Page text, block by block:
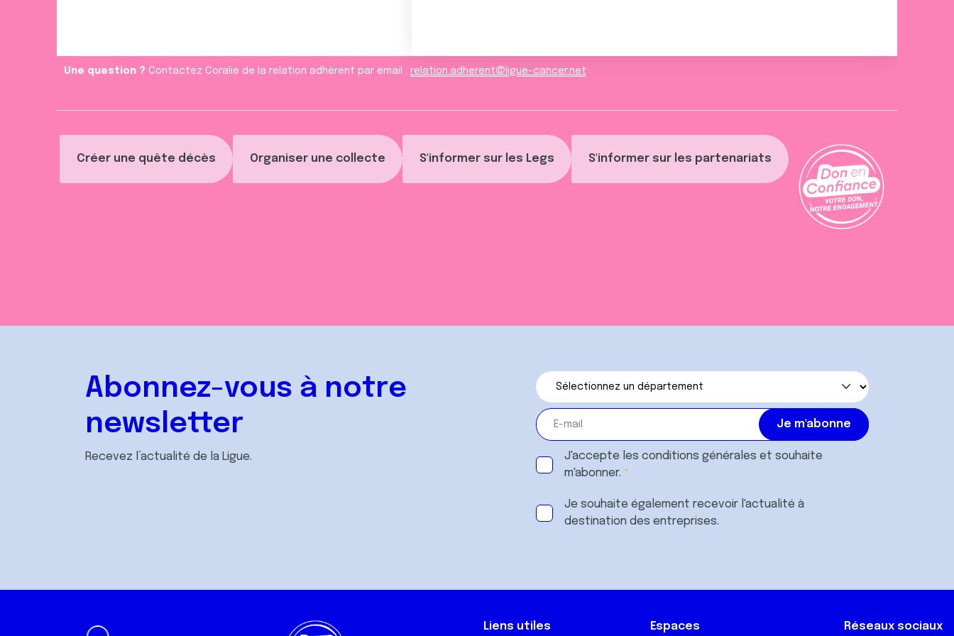
Créer une quête décès Organiser une collecte S'informer sur les Legs S'informer sur les partenariats
Une question ? Contactez Coralie de la relation adhèrent par email : relation.adherent@ligue-cancer.net
Abonnez-vous à notre
newsletter
Recevez l’actualité de la Ligue. J'accepte les conditions générales et souhaite
m'abonner.
Je souhaite également recevoir l'actualité à
destination des entreprises.
Liens utiles Espaces Réseaux sociaux